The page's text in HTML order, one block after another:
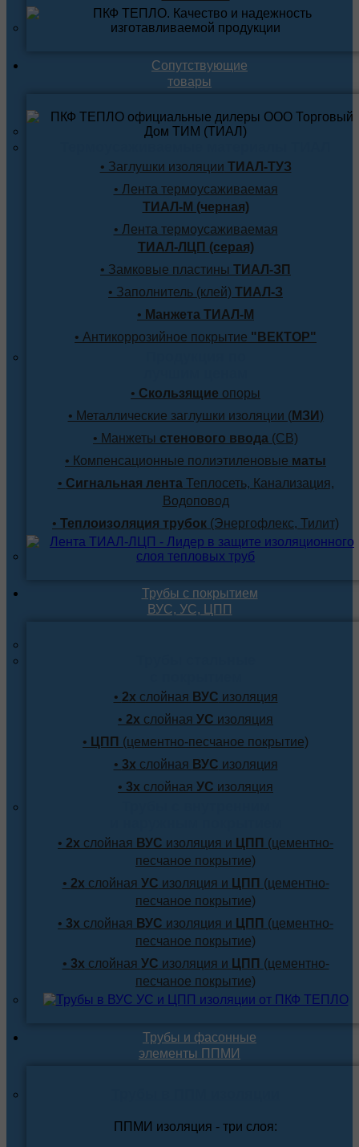
Сопутствующие
товары
• Заглушки изоляции ТИАЛ-ТУЗ
• Лента термоусаживаемая
ТИАЛ-М (черная)
• Лента термоусаживаемая
ТИАЛ-ЛЦП (серая)
• Замковые пластины ТИАЛ-ЗП
• Заполнитель (клей) ТИАЛ-З
• Манжета ТИАЛ-М
• Антикоррозийное покрытие "ВЕКТОР"
• Скользящие опоры
• Металлические заглушки изоляции (МЗИ )
• Манжеты стенового ввода (СВ)
• Компенсационные полиэтиленовые маты
• Сигнальная лентаТеплосеть, Канализация,
Водоповод
• Теплоизоляция трубок (Энергофлекс, Тилит)
Трубы с покрытием
ВУС, УС, ЦПП
• 2х слойная ВУС изоляция
• 2х слойная УС изоляция
• ЦПП (цементно-песчаное покрытие)
• 3х слойная ВУС изоляция
• 3х слойная УС изоляция
• 2х слойная ВУС изоляция и ЦПП (цементно-
песчаное покрытие)
• 2х слойная УС изоляция и ЦПП (цементно-
песчаное покрытие)
• 3х слойная ВУС изоляция и ЦПП (цементно-
песчаное покрытие)
• 3х слойная УС изоляция и ЦПП (цементно-
песчаное покрытие)
Трубы и фасонные
элементы ППМИ
ППМИ изоляция - три слоя: